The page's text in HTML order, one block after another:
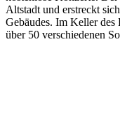
Altstadt und erstreckt
Gebäudes. Im Keller
über 50 verschiedenen